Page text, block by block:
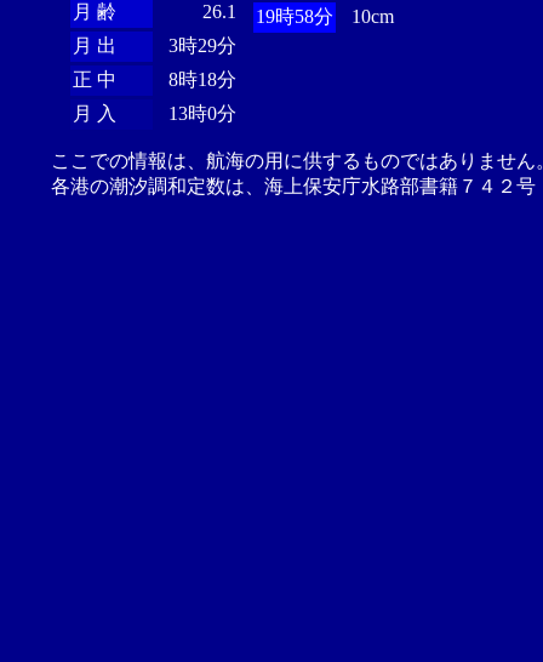
月 齢
26.1
月 出
3時29分
正 中
8時18分
月 入
13時0分
19時58分
10cm
ここでの情報は、航海の用に供するものではありませ
各港の潮汐調和定数は、海上保安庁水路部書籍７４２